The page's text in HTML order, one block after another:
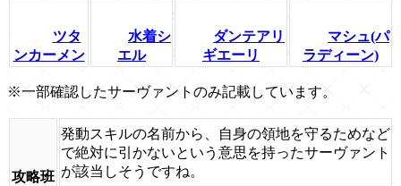
ツタ
ンカーメン
水着シ
エル
ダンテアリ
ギエーリ
マシュ(パ
ラディーン)
※一部確認したサーヴァントのみ記載しています。
攻略班
発動スキルの名前から、自身の領地を守るためなど
で絶対に引かないという意思を持ったサーヴァント
が該当しそうですね。